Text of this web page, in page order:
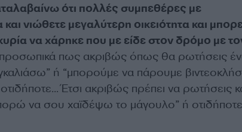
ότι πολλές συμπεθέρες με
νιώθετε μεγαλύτερη οικειότητα και
να χάρηκε που με είδε στον δρόμο με
πως ακριβώς όπως θα ρωτήσεις
ή “μπορούμε να πάρουμε
Έτσι ακριβώς πρέπει να ρωτήσεις
να σου χαϊδέψω το μάγουλο” ή οτιδήποτε